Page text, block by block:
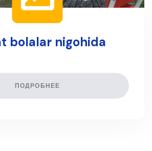
bolalar nigohida
ПОДРОБНЕЕ